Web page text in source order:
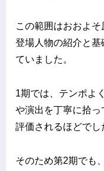
この範囲はおおよそ
登場人物の紹介と
ていました。
1期では、テンポよ
や演出を丁寧に拾っ
評価されるほどでし
そのため第2期でも